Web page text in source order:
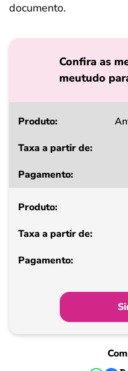
documento.
Confira as
meutudo
Produto
a
de
Pagamento